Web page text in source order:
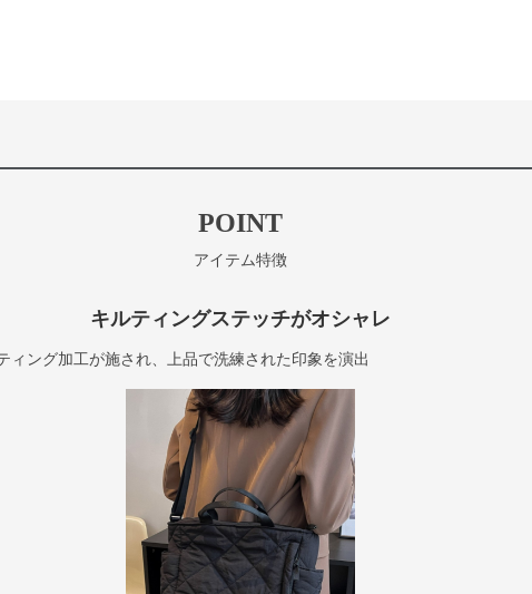
POINT
アイテム特徴
キルティングステッチがオシャレ
ィング加工が施され、上品で洗練された印象を演出